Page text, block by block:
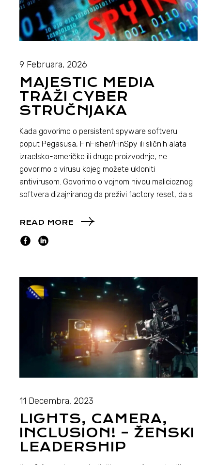
9 Februara, 2026
MAJESTIC MEDIA
TRAŽI CYBER
STRUČNJAKA
Kada govorimo o persistent spyware softveru
poput Pegasusa, FinFisher/FinSpy ili sličnih alata
izraelsko-američke ili druge proizvodnje, ne
govorimo o virusu kojeg možete ukloniti
antivirusom. Govorimo o vojnom nivou malicioznog
softvera dizajniranog da preživi factory reset, da s
READ MORE
11 Decembra, 2023
LIGHTS, CAMERA,
INCLUSION! – ŽENSKI
LEADERSHIP